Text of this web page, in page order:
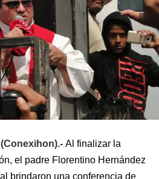
Al finalizar la
el padre Florentino Hernández
brindaron una conferencia de